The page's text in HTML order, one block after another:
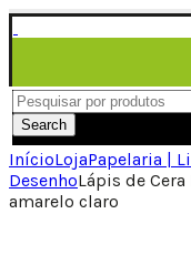
/ 0,00€
Menu
Search
InícioLojaPapelaria |
DesenhoLápis de
amarelo claro